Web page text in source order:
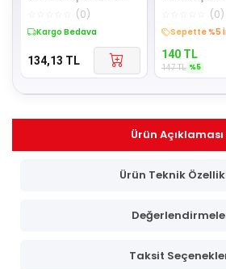
0.7- Mor Klips
(0)
Kargo Bedava
134,13 TL
(0)
Sepette %5
140 TL
147TL %5
Ürün Açıklaması
Ürün Teknik
Taksit